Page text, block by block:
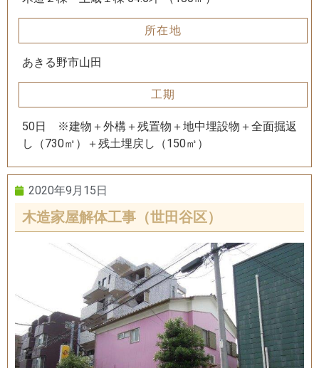
所在地
あきる野市山田
工期
50日 ※建物＋外構＋残置物＋地中埋設物＋全面掘返
し（730㎡）＋残土埋戻し（150㎥）
2020年9月15日
木造家屋解体工事（世田谷区）